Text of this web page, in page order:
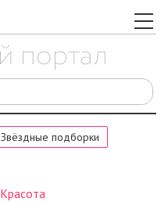
Звёздные подборки
Красота